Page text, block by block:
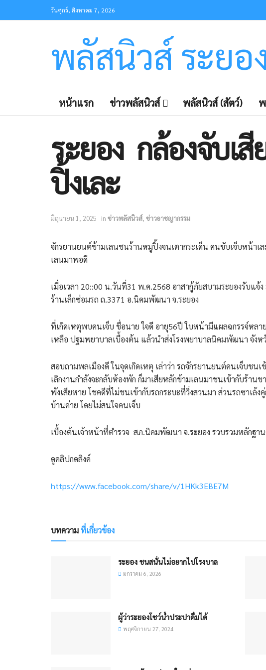
วันศุกร์, สิงหาคม 7, 2026
พลัสนิวส์ ระยอ
หน้าแรก ข่าวพลัสนิวส์ พลัสนิวส์ (สัตว์)
ระยอง กล้องจับเ
ปิ้งเละ
มิถุนายน 1, 2025 in ข่าวพลัสนิวส์, ข่าวอาชญากรรม
จักรยานยนต์ข้ามเลนชนร้านหมูปิ้งจนเตากระเด็น คนขับเจ็บหน้าเ
เลนมาพอดี
เมื่อเวลา 20::00 น.วันที่31 พ.ค.2568 อาสากู้ภัยสบามระยองรับแ
ร้านเล็กซ่อมรถ ถ.3371 อ.นิคมพัฒนา จ.ระยอง
ที่เกิดเหตุพบคนเจ็บ ชื่อนาย ใจดี อายุ56ปี ใบหน้ามีแผลฉกรรจ์หล
เหลือ ปฐมพยาบาลเบื้องต้น แล้วนำส่งโรงพยาบาลนิคมพัฒนา จังห
สอบถามพลเมืองดี ในจุดเกิดเหตุ เล่าว่า รถจักรยานยนต์คนเจ็บชน
เลิกงานกำลังจะกลับห้องพัก ก็มาเสียหลักข้ามเลนมาชนเข้ากับร้าน
พังเสียหาย โชคดีที่ไม่ชนเข้ากับรถกระบะที่วิ่งสวนมา ส่วนรถซาเล้
บ้านค่าย โดยไม่สนใจคนเจ็บ
เบื้องต้นเจ้าหน้าที่ตำรวจ สภ.นิคมพัฒนา จ.ระยอง รวบรวมหลักฐา
ดูคลิปกดลิงค์
https://www.facebook.com/share/v/1HKk3EBE7M
บทความที่เกี่ยวข้อง
ระยอง ชนสนั่นไม่อยากไปโรงบาล
มกราคม 6, 2026
ผู้ว่าระยองโชว์น้ำประปาดื่มได้
พฤศจิกายน 27, 2024